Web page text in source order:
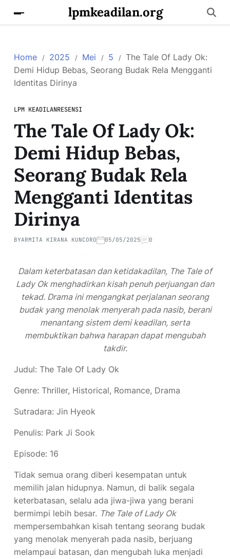
lpmkeadilan.org
Home 2025 Mei 5
The Tale Of Lady Ok:
Demi Hidup Bebas, Seorang Budak Rela Mengganti
Identitas Dirinya
LPM KEADILANRESENSI
The Tale Of Lady Ok:
Demi Hidup Bebas,
Seorang Budak Rela
Mengganti Identitas
Dirinya
BYARMITA KIRANA KUNCORO 05/05/2025 0
Dalam keterbatasan dan ketidakadilan, The Tale of
Lady Ok menghadirkan kisah penuh perjuangan dan
tekad. Drama ini mengangkat perjalanan seorang
budak yang menolak menyerah pada nasib, berani
menantang sistem demi keadilan, serta
membuktikan bahwa harapan dapat mengubah
takdir.
Judul: The Tale Of Lady Ok
Genre: Thriller, Historical, Romance, Drama
Sutradara: Jin Hyeok
Penulis: Park Ji Sook
Episode: 16
Tidak semua orang diberi kesempatan untuk
memilih jalan hidupnya. Namun, di balik segala
keterbatasan, selalu ada jiwa-jiwa yang berani
bermimpi lebih besar. The Tale of Lady Ok
mempersembahkan kisah tentang seorang budak
yang menolak menyerah pada nasib, berjuang
melampaui batasan, dan mengubah luka menjadi